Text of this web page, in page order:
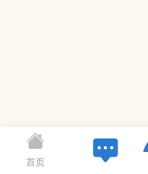
首页